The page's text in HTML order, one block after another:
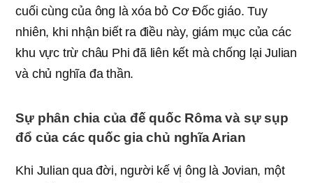
cuối cùng của ông là xóa bỏ Cơ Đốc giáo. Tuy
nhiên, khi nhận biết ra điều này, giám mục của các
khu vực trừ châu Phi đã liên kết mà chống lại Julian
và chủ nghĩa đa thần.
Sự phân chia của đế quốc Rôma và sự sụp
đổ của các quốc gia chủ nghĩa Arian
Khi Julian qua đời, người kế vị ông là Jovian, một